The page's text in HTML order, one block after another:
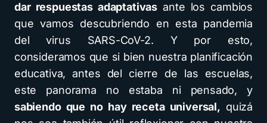
dar respuestas adaptativas ante los cambios
que vamos descubriendo en esta pandemia
del virus SARS-CoV-2. Y por esto,
consideramos que si bien nuestra planificación
educativa, antes del cierre de las escuelas,
este panorama no estaba ni pensado, y
sabiendo que no hay receta universal, quizá